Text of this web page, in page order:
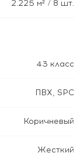
2.225 м² / 8 шт.
43 класс
ПВХ, SPC
Коричневый
Жесткий